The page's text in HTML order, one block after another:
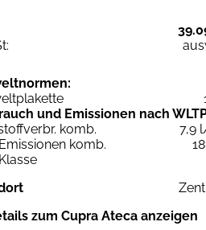
und Emissionen nach
komb.
7,9
komb.
zum Cupra Ateca anzeigen